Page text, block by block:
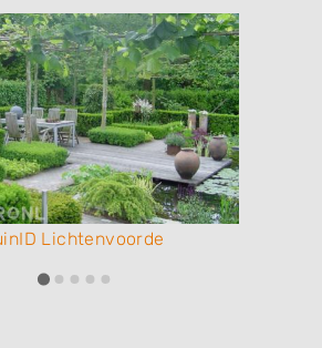
Lichtenvoorde